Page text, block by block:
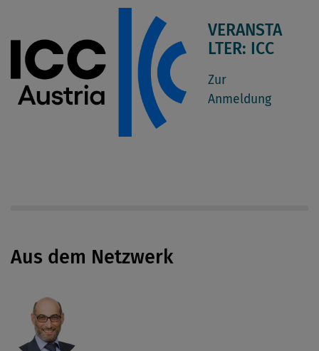
VERANSTA
LTER: ICC
Zur
Anmeldung
Aus dem Netzwerk